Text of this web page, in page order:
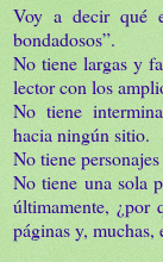
Voy a decir qué
bondadosos”.
No tiene largas y
lector con los
No tiene
hacia ningún sitio.
No tiene
No tiene una sola
últimamente, ¿por
páginas y, muchas,